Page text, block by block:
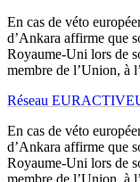
En cas de véto
d’Ankara affirme que
Royaume-Uni lors de
membre de l’Union, à
Réseau EURACTIV
En cas de véto
d’Ankara affirme que
Royaume-Uni lors de